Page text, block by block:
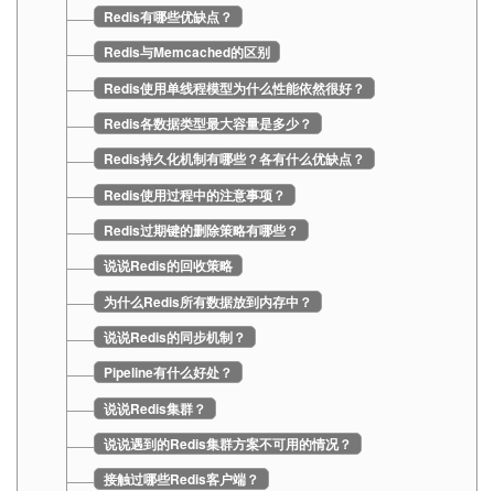
Redis有哪些优缺点？
Redis与Memcached的区别
Redis使用单线程模型为什么性能依然很好？
Redis各数据类型最大容量是多少？
Redis持久化机制有哪些？各有什么优缺点？
Redis使用过程中的注意事项？
Redis过期键的删除策略有哪些？
说说Redis的回收策略
为什么Redis所有数据放到内存中？
说说Redis的同步机制？
Pipeline有什么好处？
说说Redis集群？
说说遇到的Redis集群方案不可用的情况？
接触过哪些Redis客户端？